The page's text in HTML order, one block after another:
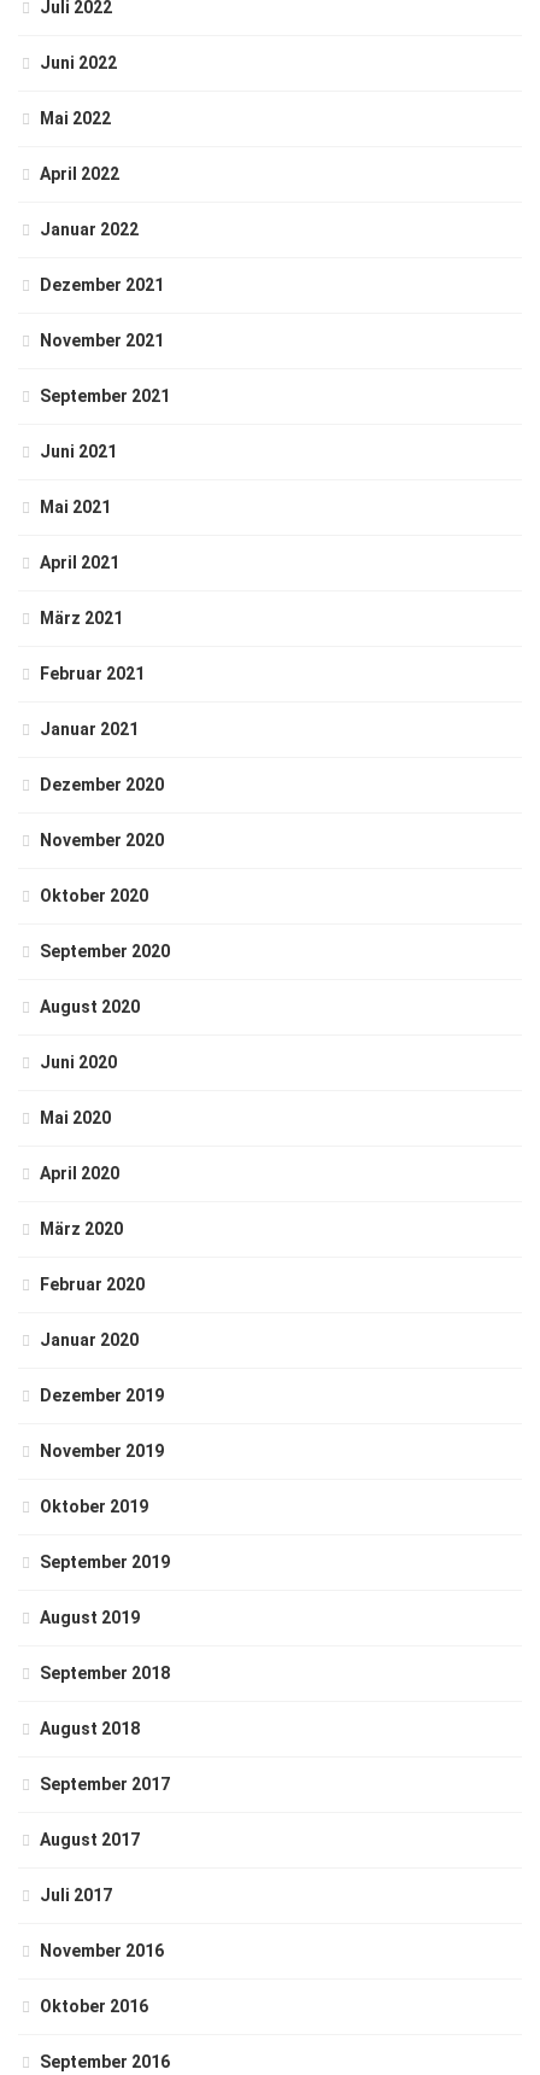
Juli 2022
Juni 2022
Mai 2022
April 2022
Januar 2022
Dezember 2021
November 2021
September 2021
Juni 2021
Mai 2021
April 2021
März 2021
Februar 2021
Januar 2021
Dezember 2020
November 2020
Oktober 2020
September 2020
August 2020
Juni 2020
Mai 2020
April 2020
März 2020
Februar 2020
Januar 2020
Dezember 2019
November 2019
Oktober 2019
September 2019
August 2019
September 2018
August 2018
September 2017
August 2017
Juli 2017
November 2016
Oktober 2016
September 2016